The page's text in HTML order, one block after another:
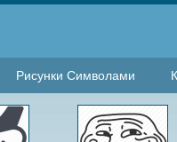
Рисунки Символами